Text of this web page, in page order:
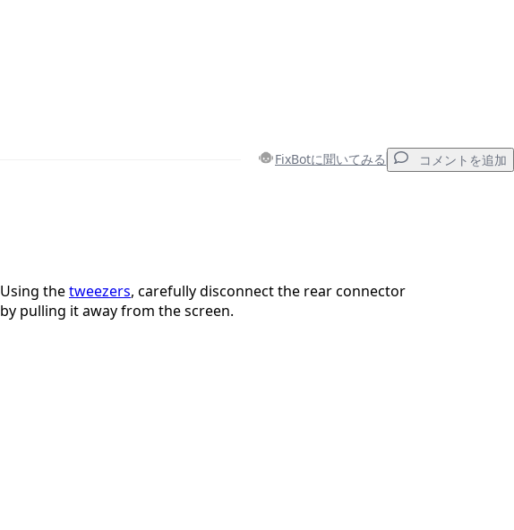
FixBotに聞いてみる コメントを追加
Using thetweezers, carefully disconnect the rear connector
by pulling it away from the screen.